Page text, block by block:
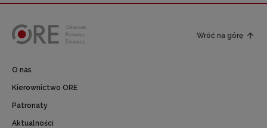
Wróć na górę
O nas
Kierownictwo ORE
Patronaty
Aktualności